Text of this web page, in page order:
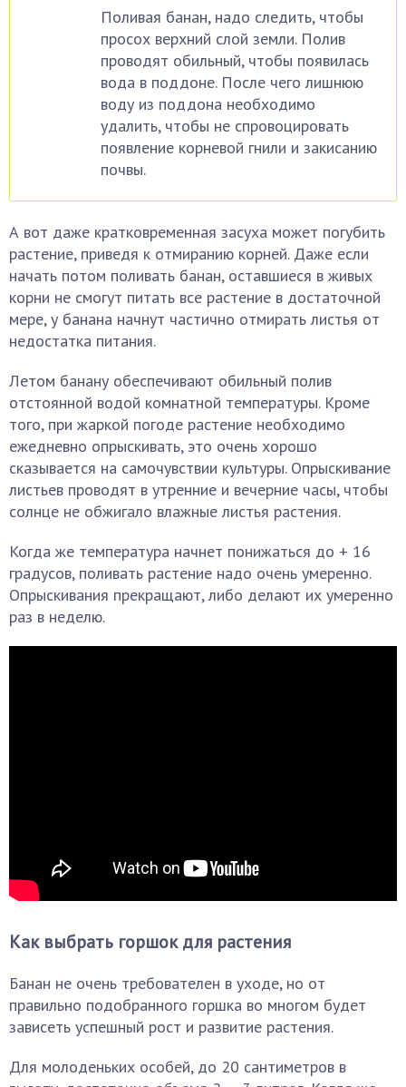
Поливая банан, надо следить, чтобы
просох верхний слой земли. Полив
проводят обильный, чтобы появилась
вода в поддоне. После чего лишнюю
воду из поддона необходимо
удалить, чтобы не спровоцировать
появление корневой гнили и закисанию
почвы.
А вот даже кратковременная засуха может погубить
растение, приведя к отмиранию корней. Даже если
начать потом поливать банан, оставшиеся в живых
корни не смогут питать все растение в достаточной
мере, у банана начнут частично отмирать листья от
недостатка питания.
Летом банану обеспечивают обильный полив
отстоянной водой комнатной температуры. Кроме
того, при жаркой погоде растение необходимо
ежедневно опрыскивать, это очень хорошо
сказывается на самочувствии культуры. Опрыскивание
листьев проводят в утренние и вечерние часы, чтобы
солнце не обжигало влажные листья растения.
Когда же температура начнет понижаться до + 16
градусов, поливать растение надо очень умеренно.
Опрыскивания прекращают, либо делают их умеренно
раз в неделю.
Как выбрать горшок для растения
Банан не очень требователен в уходе, но от
правильно подобранного горшка во многом будет
зависеть успешный рост и развитие растения.
Для молоденьких особей, до 20 сантиметров в